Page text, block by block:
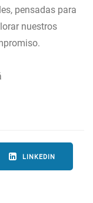
pensadas para
nuestros
LINKEDIN